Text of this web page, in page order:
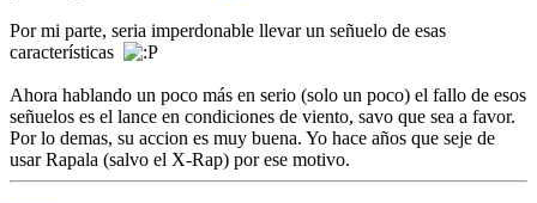
Por mi parte, seria imperdonable llevar un señuelo de esas
características
Ahora hablando un poco más en serio (solo un poco) el fallo de esos
señuelos es el lance en condiciones de viento, savo que sea a favor.
Por lo demas, su accion es muy buena. Yo hace años que seje de
usar Rapala (salvo el X-Rap) por ese motivo.